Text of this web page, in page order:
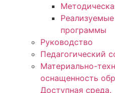
программы
Руководство
Педагогический
Материально-
оснащенность
Доступная среда.